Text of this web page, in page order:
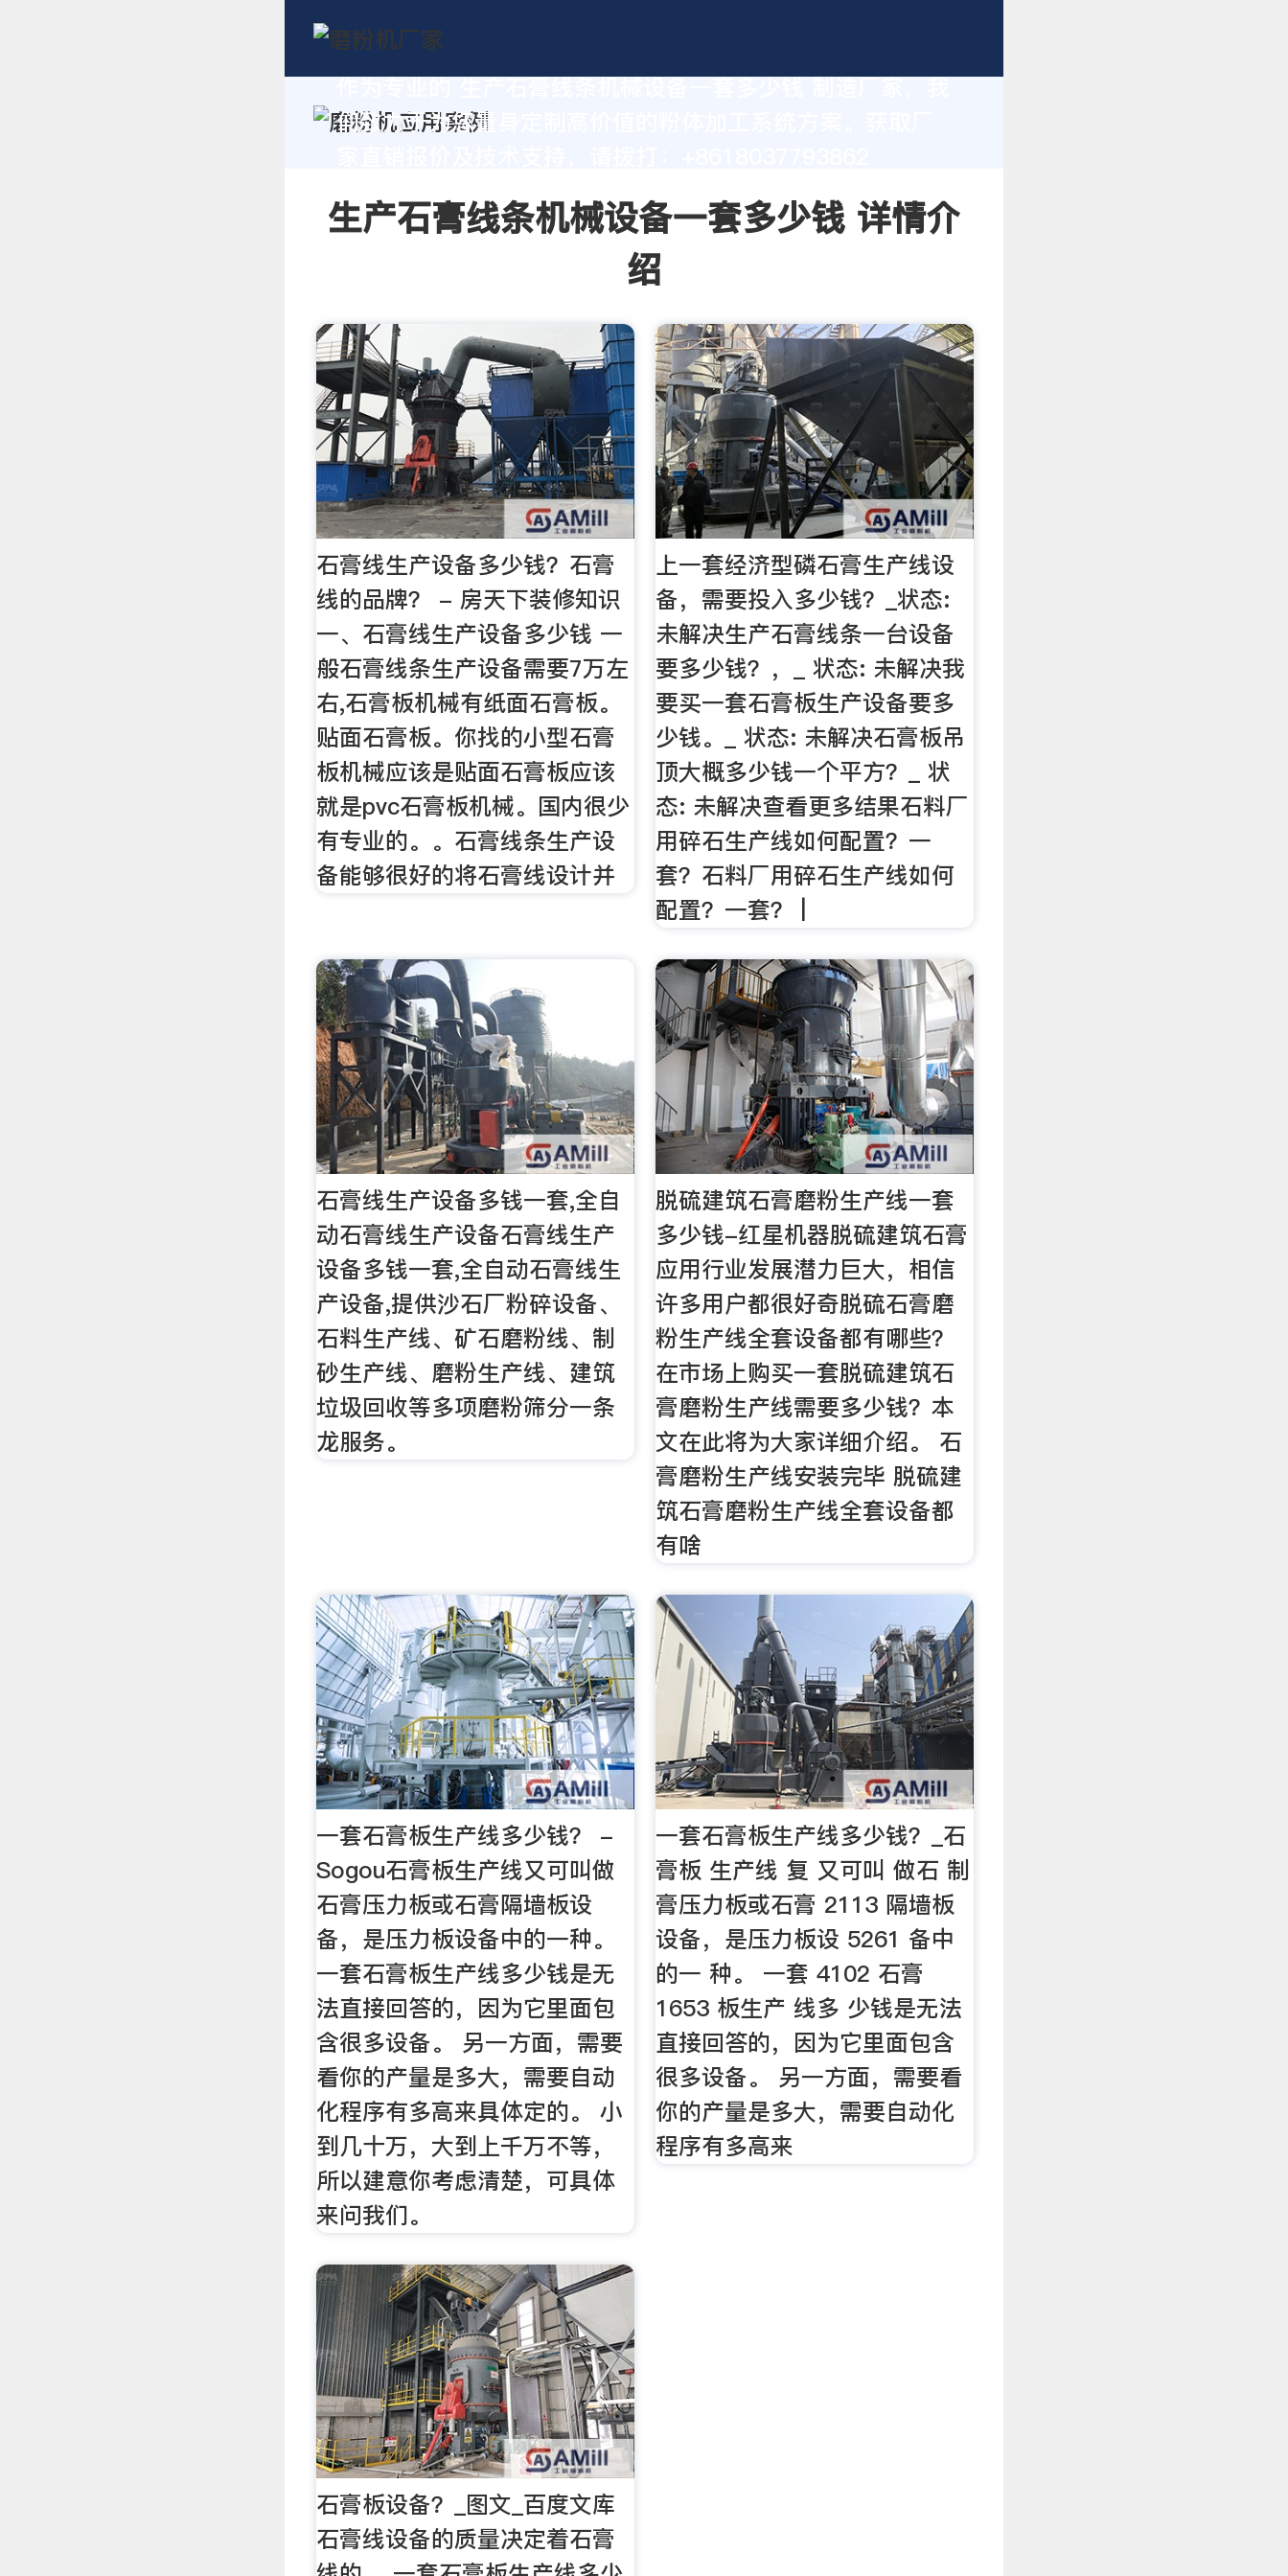
们致力于为您量身定制高价值的粉体加工系统方案。获取厂
生产石膏线条机械设备一套多少钱 详情介
绍
石膏线生产设备多少钱？石膏
线的品牌？ - 房天下装修知识
一、石膏线生产设备多少钱 一
般石膏线条生产设备需要7万左
右,石膏板机械有纸面石膏板。
贴面石膏板。你找的小型石膏
板机械应该是贴面石膏板应该
就是pvc石膏板机械。国内很少
有专业的。。石膏线条生产设
备能够很好的将石膏线设计并
上一套经济型磷石膏生产线设
备，需要投入多少钱？_状态:
未解决生产石膏线条一台设备
要多少钱？，_ 状态: 未解决我
要买一套石膏板生产设备要多
少钱。_ 状态: 未解决石膏板吊
顶大概多少钱一个平方？_ 状
态: 未解决查看更多结果石料厂
用碎石生产线如何配置？一
套？石料厂用碎石生产线如何
配置？一套？ |
石膏线生产设备多钱一套,全自
动石膏线生产设备石膏线生产
设备多钱一套,全自动石膏线生
产设备,提供沙石厂粉碎设备、
石料生产线、矿石磨粉线、制
砂生产线、磨粉生产线、建筑
垃圾回收等多项磨粉筛分一条
龙服务。
脱硫建筑石膏磨粉生产线一套
多少钱-红星机器脱硫建筑石膏
应用行业发展潜力巨大，相信
许多用户都很好奇脱硫石膏磨
粉生产线全套设备都有哪些？
在市场上购买一套脱硫建筑石
膏磨粉生产线需要多少钱？本
文在此将为大家详细介绍。 石
膏磨粉生产线安装完毕 脱硫建
筑石膏磨粉生产线全套设备都
有啥
一套石膏板生产线多少钱？ -
Sogou石膏板生产线又可叫做
石膏压力板或石膏隔墙板设
备，是压力板设备中的一种。
一套石膏板生产线多少钱是无
法直接回答的，因为它里面包
含很多设备。 另一方面，需要
看你的产量是多大，需要自动
化程序有多高来具体定的。 小
到几十万，大到上千万不等，
所以建意你考虑清楚，可具体
来问我们。
一套石膏板生产线多少钱？_石
膏板 生产线 复 又可叫 做石 制
膏压力板或石膏 2113 隔墙板
设备，是压力板设 5261 备中
的一 种。 一套 4102 石膏
1653 板生产 线多 少钱是无法
直接回答的，因为它里面包含
很多设备。 另一方面，需要看
你的产量是多大，需要自动化
程序有多高来
石膏板设备？_图文_百度文库
石膏线设备的质量决定着石膏